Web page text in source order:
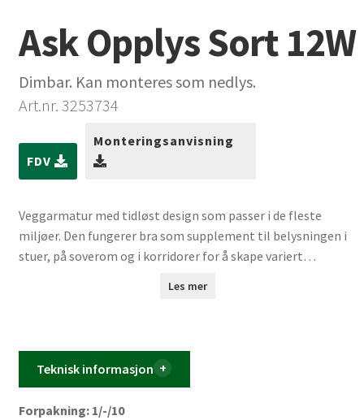
Ask Opplys Sort 12W
Dimbar. Kan monteres som nedlys.
Art.nr. 3253734
FDV
Monteringsanvisning
Veggarmatur med tidløst design som passer i de fleste
miljøer. Den fungerer bra som supplement til belysningen i
stuer, på soverom og i korridorer for å skape variert
Les mer
Teknisk informasjon
Forpakning: 1/-/10